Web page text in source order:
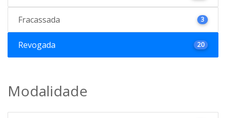
Fracassada 3
Revogada 20
Modalidade